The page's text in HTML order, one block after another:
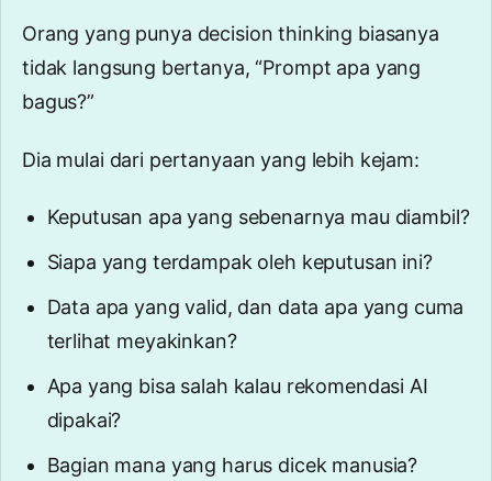
Orang yang punya decision thinking biasanya
tidak langsung bertanya, “Prompt apa yang
bagus?”
Dia mulai dari pertanyaan yang lebih kejam:
Keputusan apa yang sebenarnya mau diambil?
Siapa yang terdampak oleh keputusan ini?
Data apa yang valid, dan data apa yang cuma
terlihat meyakinkan?
Apa yang bisa salah kalau rekomendasi AI
dipakai?
Bagian mana yang harus dicek manusia?